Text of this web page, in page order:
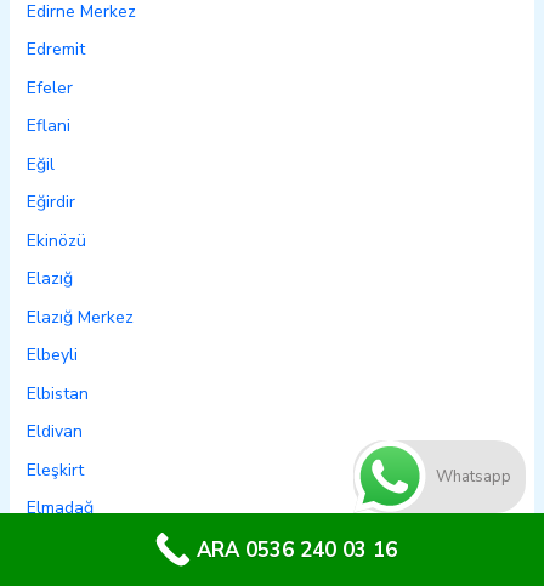
Edirne Merkez
Edremit
Efeler
Eflani
Eğil
Eğirdir
Ekinözü
Elazığ
Elazığ Merkez
Elbeyli
Elbistan
Eldivan
Eleşkirt
Elmadağ
Whatsapp
ARA 0536 240 03 16